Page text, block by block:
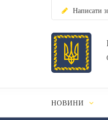
Написати
НОВИНИ